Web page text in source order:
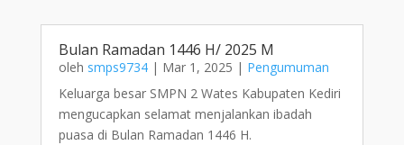
Bulan Ramadan 1446 H/ 2025 M
oleh smps9734| Mar 1, 2025 | Pengumuman
Keluarga besar SMPN 2 Wates Kabupaten Kediri
mengucapkan selamat menjalankan ibadah
puasa di Bulan Ramadan 1446 H.